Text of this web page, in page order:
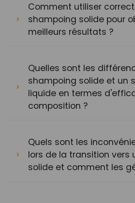
Comment utiliser
shampoing solide pour
meilleurs résultats ?
Quelles sont les
shampoing solide et un
liquide en termes
composition ?
Quels sont les
lors de la transition vers
solide et comment les